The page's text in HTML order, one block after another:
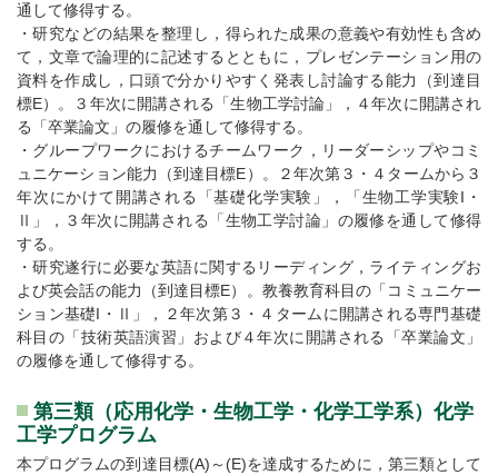
通して修得する。
・研究などの結果を整理し，得られた成果の意義や有効性も含め
て，文章で論理的に記述するとともに，プレゼンテーション用の
資料を作成し，口頭で分かりやすく発表し討論する能力（到達目
標E）。３年次に開講される「生物工学討論」，４年次に開講され
る「卒業論文」の履修を通して修得する。
・グループワークにおけるチームワーク，リーダーシップやコミ
ュニケーション能力（到達目標E）。２年次第３・４タームから３
年次にかけて開講される「基礎化学実験」，「生物工学実験I・
Ⅱ」，３年次に開講される「生物工学討論」の履修を通して修得
する。
・研究遂行に必要な英語に関するリーディング，ライティングお
よび英会話の能力（到達目標E）。教養教育科目の「コミュニケー
ション基礎I・Ⅱ」，２年次第３・４タームに開講される専門基礎
科目の「技術英語演習」および４年次に開講される「卒業論文」
の履修を通して修得する。
第三類（応用化学・生物工学・化学工学系）化学
工学プログラム
本プログラムの到達目標(A)～(E)を達成するために，第三類として